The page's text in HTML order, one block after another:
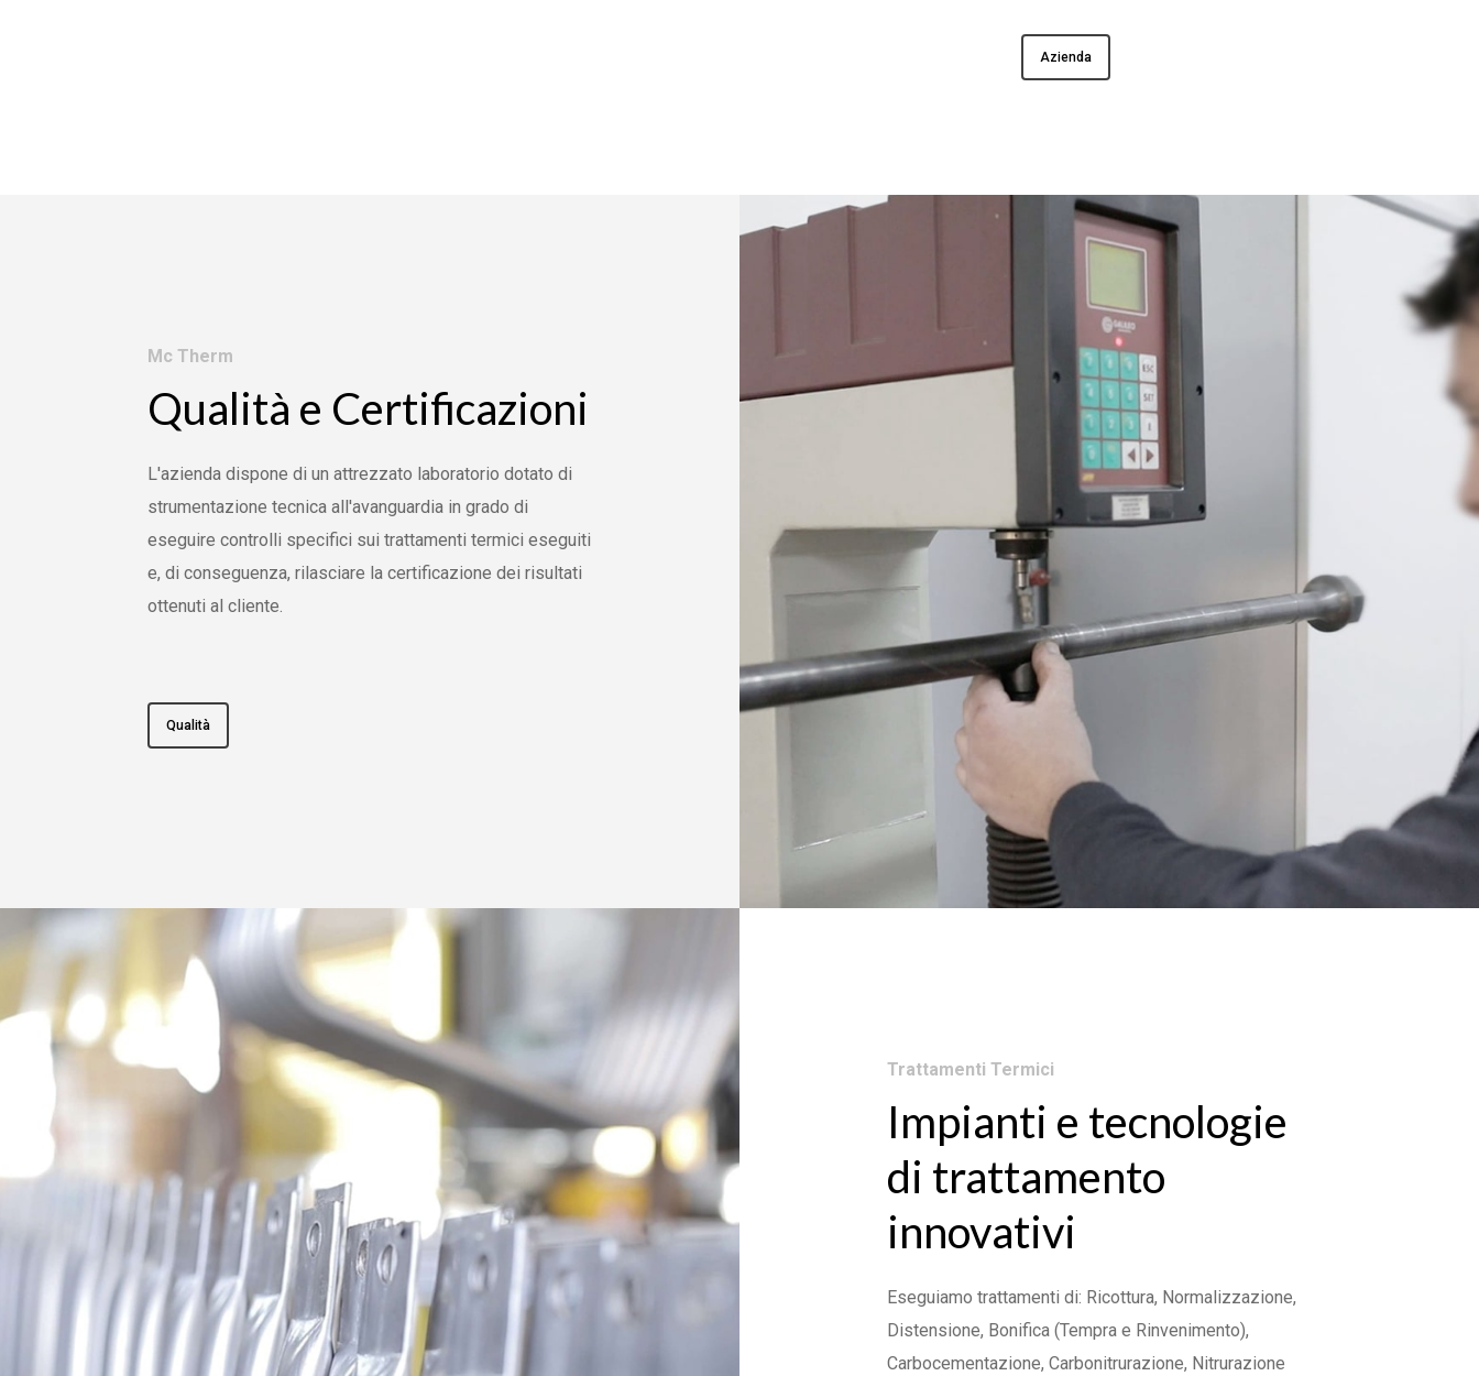
Azienda
Mc Therm
Qualità e Certificazioni
L'azienda dispone di un attrezzato laboratorio dotato di
strumentazione tecnica all'avanguardia in grado di
eseguire controlli specifici sui trattamenti termici eseguiti
e, di conseguenza, rilasciare la certificazione dei risultati
ottenuti al cliente.
Qualità
Trattamenti Termici
Impianti e tecnologie
di trattamento
innovativi
Eseguiamo trattamenti di: Ricottura, Normalizzazione,
Distensione, Bonifica (Tempra e Rinvenimento),
Carbocementazione, Carbonitrurazione, Nitrurazione